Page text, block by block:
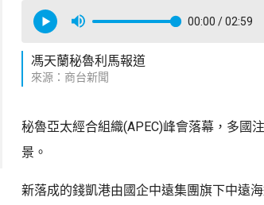
00:00 / 02:59
馮天蘭秘魯利馬報道
來源：商台新聞
秘魯亞太經合組織(APEC)峰會落幕，多國
景。
新落成的錢凱港由國企中遠集團旗下中遠